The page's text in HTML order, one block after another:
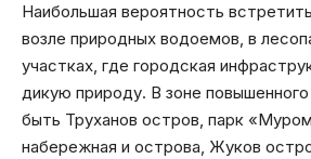
Наибольшая вероятность
возле природных водоемов, в
участках, где городская
дикую природу. В зоне
быть Труханов остров, парк
набережная и острова, Жуков